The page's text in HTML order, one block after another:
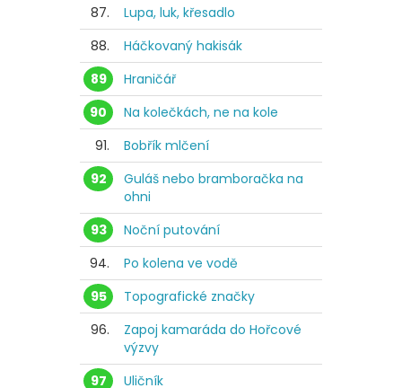
87.
Lupa, luk, křesadlo
88.
Háčkovaný hakisák
89
Hraničář
90
Na kolečkách, ne na kole
91.
Bobřík mlčení
92
Guláš nebo bramboračka na
ohni
93
Noční putování
94.
Po kolena ve vodě
95
Topografické značky
96.
Zapoj kamaráda do Hořcové
výzvy
97
Uličník